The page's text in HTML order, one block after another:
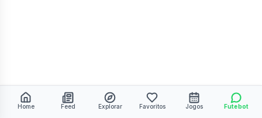
Home Feed Explorar Favoritos Jogos Futebot